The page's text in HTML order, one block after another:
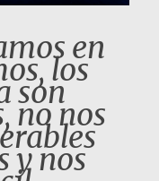
en
los
son
no nos
y nos